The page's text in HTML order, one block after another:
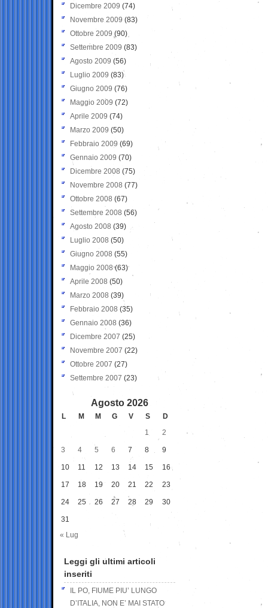
Dicembre 2009 (74)
Novembre 2009 (83)
Ottobre 2009 (90)
Settembre 2009 (83)
Agosto 2009 (56)
Luglio 2009 (83)
Giugno 2009 (76)
Maggio 2009 (72)
Aprile 2009 (74)
Marzo 2009 (50)
Febbraio 2009 (69)
Gennaio 2009 (70)
Dicembre 2008 (75)
Novembre 2008 (77)
Ottobre 2008 (67)
Settembre 2008 (56)
Agosto 2008 (39)
Luglio 2008 (50)
Giugno 2008 (55)
Maggio 2008(63)
Aprile 2008 (50)
Marzo 2008 (39)
Febbraio 2008 (35)
Gennaio 2008 (36)
Dicembre 2007 (25)
Novembre 2007 (22)
Ottobre 2007 (27)
Settembre 2007 (23)
Agosto 2026
L M M G V S
D
1
2
3 4 5 6 7 8 9
10 11 12 13 14 15 16
17 18 19 20 21 22 23
24 25 26 27 28 29 30
31
« Lug
Leggi gli ultimi articoli
inseriti
IL PO, FIUME PIU’ LUNGO
D’ITALIA, NON E’ MAI STATO